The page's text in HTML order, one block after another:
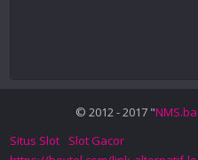
© 2012 - 2017 "NMS.ba
Situs Slot
Slot Gacor